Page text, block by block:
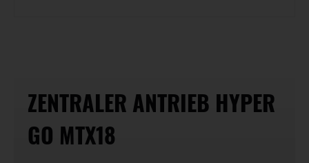
ZENTRALER ANTRIEB HYPER
GO MTX18